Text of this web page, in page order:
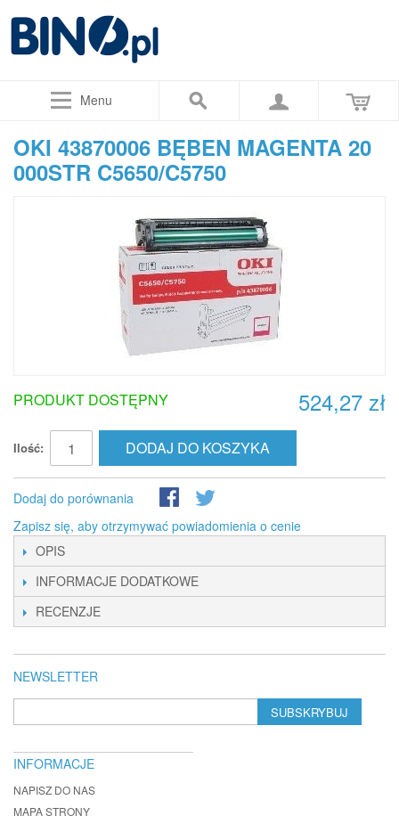
Menu
OKI 43870006 BĘBEN MAGENTA 20
000STR C5650/C5750
524,27 zł
PRODUKT DOSTĘPNY
Ilość: DODAJ DO KOSZYKA
Dodaj do porównania
Zapisz się, aby otrzymywać powiadomienia o cenie
OPIS
INFORMACJE DODATKOWE
RECENZJE
NEWSLETTER
SUBSKRYBUJ
INFORMACJE
NAPISZ DO NAS
MAPA STRONY